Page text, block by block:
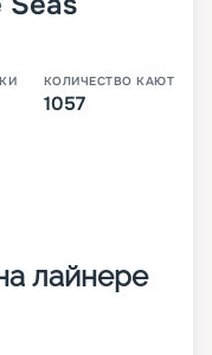
КОЛИЧЕСТВО КАЮТ
1057
лайнере